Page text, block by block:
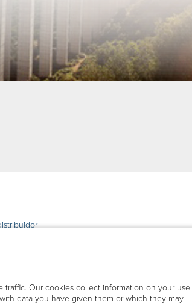
Our cookies collect information on your use
data you have given them or which they may